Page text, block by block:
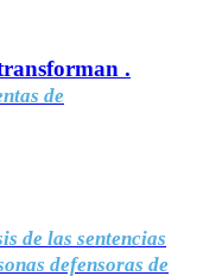
.
de
de las sentencias
defensoras de